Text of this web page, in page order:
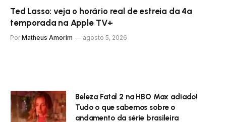
Ted Lasso: veja o horário real de estreia da 4ª
temporada na Apple TV+
Por Matheus Amorim agosto 5, 2026
Beleza Fatal 2 na HBO Max adiado!
Tudo o que sabemos sobre o
andamento da série brasileira